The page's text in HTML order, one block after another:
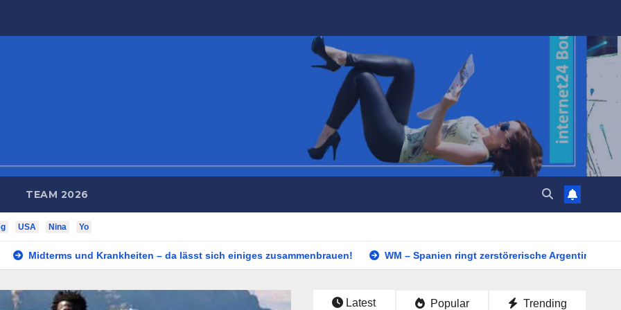
TEAM 2026
USA Nina Yo
und Krankheiten – da lässt sich einiges zusammenbrauen! WM – Spanien ringt zerstörerische Argentinier nieder
Latest Popular Trending